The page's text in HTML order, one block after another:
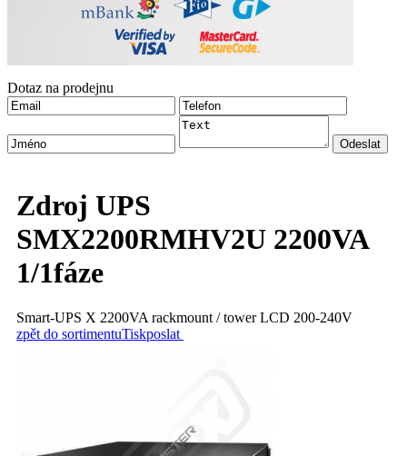
Dotaz na prodejnu
Zdroj UPS
SMX2200RMHV2U 2200VA
1/1fáze
Smart-UPS X 2200VA rackmount / tower LCD 200-240V
zpět do sortimentuTiskposlat